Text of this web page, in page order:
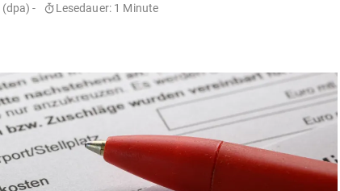
(dpa) -
Lesedauer: 1 Minute